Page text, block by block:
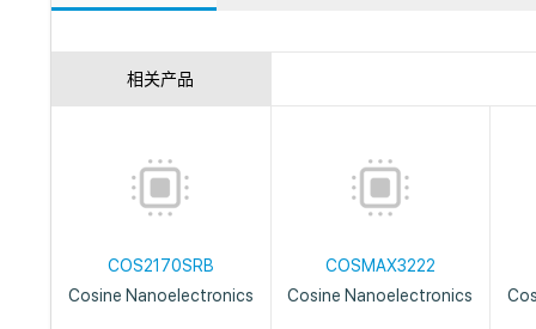
相关产品
COS2170SRB
Cosine Nanoelectronics
COSMAX3222
Cosine Nanoelectronics